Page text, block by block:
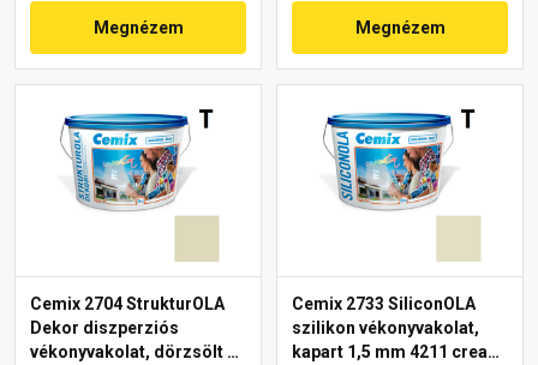
Megnézem Megnézem
Cemix 2704 StrukturOLA
Dekor diszperziós
vékonyvakolat, dörzsölt 2
Cemix 2733 SiliconOLA
szilikon vékonyvakolat,
kapart 1,5 mm 4211 cream